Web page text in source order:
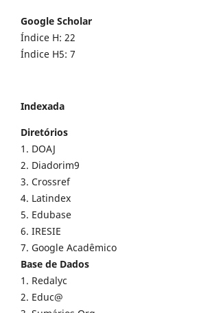
Google Scholar
Índice H: 22
Índice H5: 7
Indexada
Diretórios
1. DOAJ
2. Diadorim9
3. Crossref
4. Latindex
5. Edubase
6. IRESIE
7. Google Acadêmico
Base de Dados
1. Redalyc
2. Educ@